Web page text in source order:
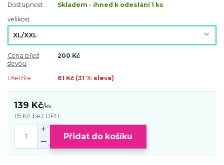
Dostupnost
Skladem - ihned k odeslání 1 ks
velikost
Cena před
slevou
200 Kč
Ušetříte 61 Kč (31 % sleva)
139 Kč/ks
115 Kč bez DPH
Přidat do košíku